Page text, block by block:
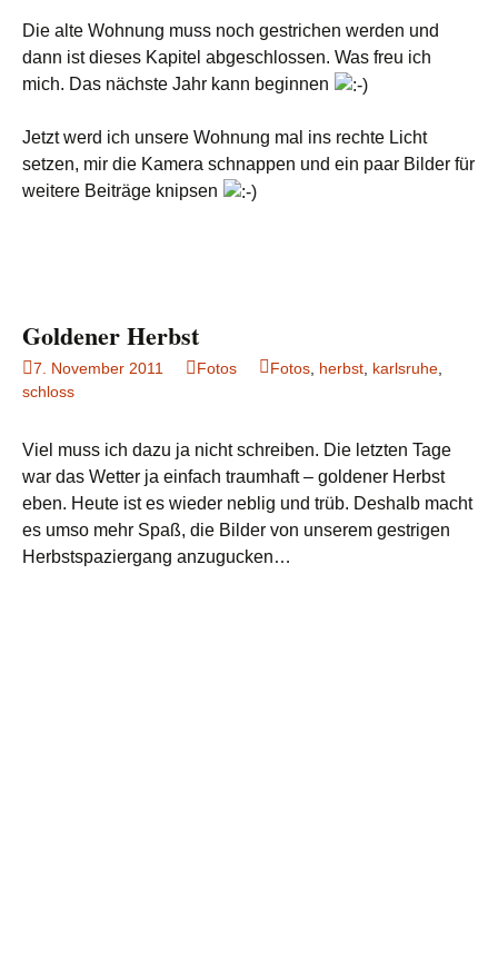
Die alte Wohnung muss noch gestrichen werden und
dann ist dieses Kapitel abgeschlossen. Was freu ich
mich. Das nächste Jahr kann beginnen
Jetzt werd ich unsere Wohnung mal ins rechte Licht
setzen, mir die Kamera schnappen und ein paar Bilder für
weitere Beiträge knipsen
Goldener Herbst
7. November 2011 Fotos Fotos herbst karlsruhe
schloss
Viel muss ich dazu ja nicht schreiben. Die letzten Tage
war das Wetter ja einfach traumhaft – goldener Herbst
eben. Heute ist es wieder neblig und trüb. Deshalb macht
es umso mehr Spaß, die Bilder von unserem gestrigen
Herbstspaziergang anzugucken…